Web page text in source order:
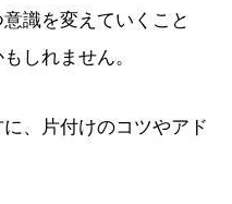
識を変えていくこと
しれません。
、片付けのコツやアド